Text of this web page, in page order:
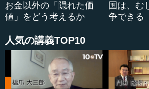
お金以外の「隠れた価
値」をどう考えるか
国は、む
争できる
人気の講義TOP10